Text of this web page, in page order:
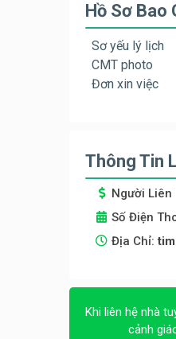
Hồ Sơ Bao
Sơ yếu lý lịch
CMT photo
Đơn xin việc
Thông Tin
Người Liên
Số Điện
Địa Chỉ:
Khi liên hệ nhà
cảnh